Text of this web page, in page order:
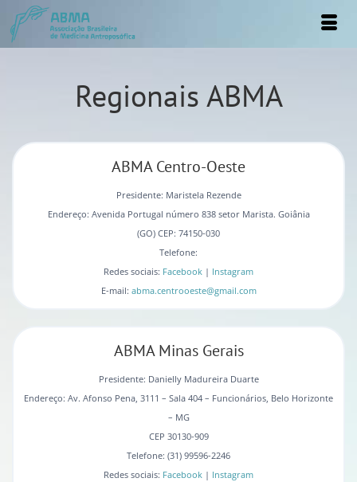
Regionais ABMA
ABMA Centro-Oeste
Presidente: Maristela Rezende
Endereço: Avenida Portugal número 838 setor Marista. Goiânia
(GO) CEP: 74150-030
Telefone:
Redes sociais: Facebook | Instagram
E-mail: abma.centrooeste@gmail.com
ABMA Minas Gerais
Presidente: Danielly Madureira Duarte
Endereço: Av. Afonso Pena, 3111 – Sala 404 – Funcionários, Belo Horizonte
– MG
CEP 30130-909
Telefone: (31) 99596-2246
Redes sociais: Facebook | Instagram